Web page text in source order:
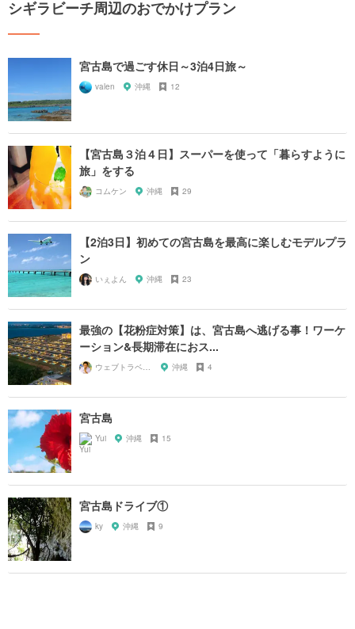
シギラビーチ周辺のおでかけプラン
宮古島で過ごす休日～3泊4日旅～
valen 沖縄 12
【宮古島３泊４日】スーパーを使って「暮らすように
旅」をする
コムケン 沖縄 29
【2泊3日】初めての宮古島を最高に楽しむモデルプラ
ン
いぇよん 沖縄 23
最強の【花粉症対策】は、宮古島へ逃げる事！ワーケ
ーション&長期滞在におス...
ウェブトラベル 溝部 沖縄 4
宮古島
Yui 沖縄 15
宮古島ドライブ①
ky 沖縄 9